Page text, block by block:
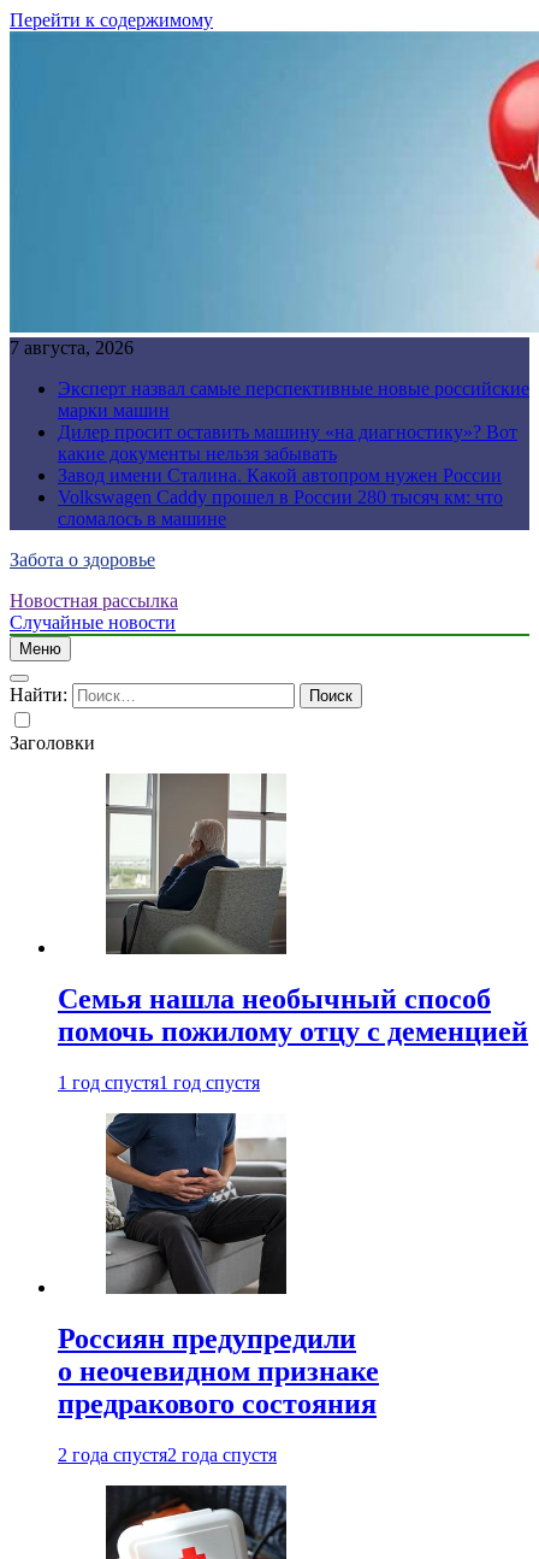
Перейти к содержимому
7 августа, 2026
Эксперт назвал самые перспективные новые российские
марки машин
Дилер просит оставить машину «на диагностику»? Вот
какие документы нельзя забывать
Завод имени Сталина. Какой автопром нужен России
Volkswagen Caddy прошел в России 280 тысяч км: что
сломалось в машине
Забота о здоровье
Новостная рассылка
Случайные новости
Меню
Найти:
Заголовки
Семья нашла необычный способ
помочь пожилому отцу с деменцией
1 год спустя1 год спустя
Россиян предупредили
о неочевидном признаке
предракового состояния
2 года спустя2 года спустя